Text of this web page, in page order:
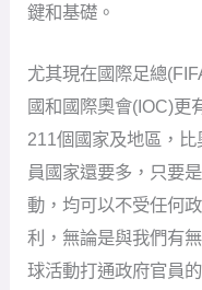
鍵和基礎。
尤其現在國際足總
國和國際奧會(IOC)更
211個國家及地區，
員國家還要多，只要
動，均可以不受任何
利，無論是與我們有
球活動打通政府官員